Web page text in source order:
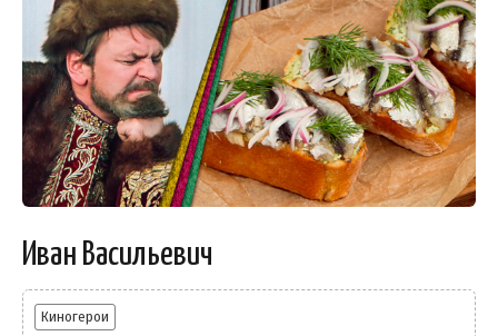
Иван Васильевич
Киногерои